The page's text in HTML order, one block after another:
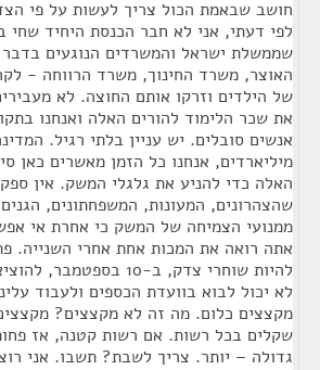
חושב שבאמת הכול צריך לעשות על פי
לפי דעתי, אני לא חבר הכנסת היחיד
שממשלת ישראל והמשרדים הנוגעים
האוצר, משרד החינוך, משרד הרווחה -
של הילדים וזרקו אותם החוצה. לא
את שכר הלימוד להורים האלה ואנחנו
אנשים סובלים. יש עניין בלתי רגיל.
מיליארדים, אנחנו כל הזמן מאשרים כאן
האלה כדי להניע את גלגלי המשק. אין
שהצהרונים, המעונות, המשפחתונים,
ממנועי הצמיחה של המשק כי אחרת אי
אתה רואה את המכות אחת אחרי השנייה.
להיות שוחרי צדק, ב-10
לא יכול לבוא בוועדת הכספים ולעבוד
מקצצים כלום. מה זה לא מקצצים? מקצצים
שקלים בכל רשות. אם רשות קטנה, אז
גדולה – יותר. צריך לשבת? תשבו. אני